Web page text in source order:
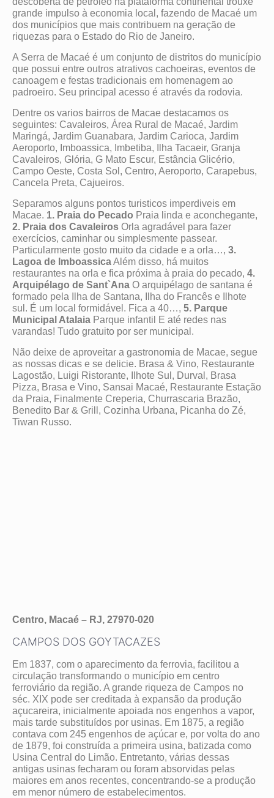
grande impulso à economia local, fazendo de Macaé um
dos municípios que mais contribuem na geração de
riquezas para o Estado do Rio de Janeiro.
A Serra de Macaé é um conjunto de distritos do município
que possui entre outros atrativos cachoeiras, eventos de
canoagem e festas tradicionais em homenagem ao
padroeiro. Seu principal acesso é através da rodovia.
Dentre os varios bairros de Macae destacamos os
seguintes: Cavaleiros, Área Rural de Macaé, Jardim
Maringá, Jardim Guanabara, Jardim Carioca, Jardim
Aeroporto, Imboassica, Imbetiba, Ilha Tacaeir, Granja
Cavaleiros, Glória, G Mato Escur, Estância Glicério,
Campo Oeste, Costa Sol, Centro, Aeroporto, Carapebus,
Cancela Preta, Cajueiros.
Separamos alguns pontos turisticos imperdiveis em
Macae. 1. Praia do Pecado Praia linda e aconchegante,
2. Praia dos Cavaleiros Orla agradável para fazer
exercícios, caminhar ou simplesmente passear.
Particularmente gosto muito da cidade e a orla…, 3.
Lagoa de ImboassicaAlém disso, há muitos
restaurantes na orla e fica próxima à praia do pecado, 4.
Arquipélago de Sant`Ana O arquipélago de santana é
formado pela Ilha de Santana, Ilha do Francês e Ilhote
sul. É um local formidável. Fica a 40…, 5. Parque
Municipal Atalaia Parque infantil E até redes nas
varandas! Tudo gratuito por ser municipal.
Não deixe de aproveitar a gastronomia de Macae, segue
as nossas dicas e se delicie. Brasa & Vino, Restaurante
Lagostão, Luigi Ristorante, Ilhote Sul, Durval, Brasa
Pizza, Brasa e Vino, Sansai Macaé, Restaurante Estação
da Praia, Finalmente Creperia, Churrascaria Brazão,
Benedito Bar & Grill, Cozinha Urbana, Picanha do Zé,
Tiwan Russo.
Centro, Macaé – RJ, 27970-020
CAMPOS DOS GOYTACAZES
Em 1837, com o aparecimento da ferrovia, facilitou a
circulação transformando o município em centro
ferroviário da região. A grande riqueza de Campos no
séc. XIX pode ser creditada à expansão da produção
açucareira, inicialmente apoiada nos engenhos a vapor,
mais tarde substituídos por usinas. Em 1875, a região
contava com 245 engenhos de açúcar e, por volta do ano
de 1879, foi construída a primeira usina, batizada como
Usina Central do Limão. Entretanto, várias dessas
antigas usinas fecharam ou foram absorvidas pelas
maiores em anos recentes, concentrando-se a produção
em menor número de estabelecimentos.